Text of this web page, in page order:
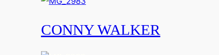
CONNY WALKER